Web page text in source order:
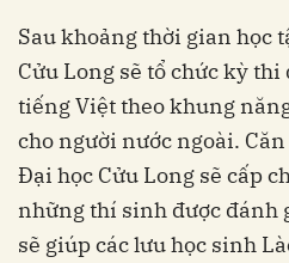
Sau khoảng thời gian học
Cửu Long sẽ tổ chức kỳ
tiếng Việt theo khung
cho người nước ngoài.
Đại học Cửu Long sẽ cấp
những thí sinh được đánh
sẽ giúp các lưu học sinh